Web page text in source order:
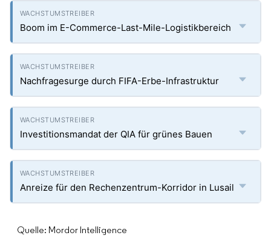
Boom im E-Commerce-Last-Mile-Logistikbereich
Nachfragesurge durch FIFA-Erbe-Infrastruktur
Investitionsmandat der QIA für grünes Bauen
Anreize für den Rechenzentrum-Korridor in Lusail
Quelle: Mordor Intelligence